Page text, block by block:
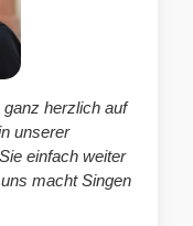
herzlich auf
unserer
einfach weiter
macht Singen